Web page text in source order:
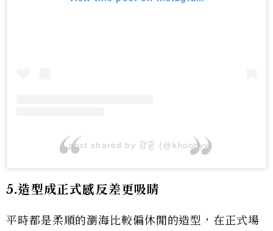
A post shared by 강훈 (@khoonyy)
5.造型成正式感反差更吸睛
平時都是柔順的瀏海比較偏休閒的造型，在正式場